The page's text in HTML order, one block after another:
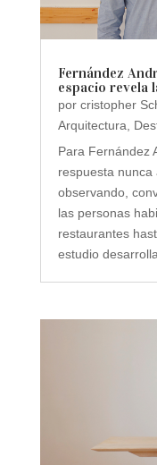
Fernández
espacio revela
por cristopher
Arquitectura
Para Fernández
respuesta
observando,
las personas
restaurantes
estudio